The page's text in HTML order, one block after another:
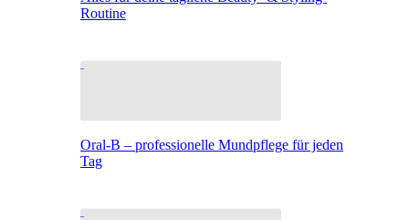
Routine
Oral-B – professionelle Mundpflege für jeden
Tag